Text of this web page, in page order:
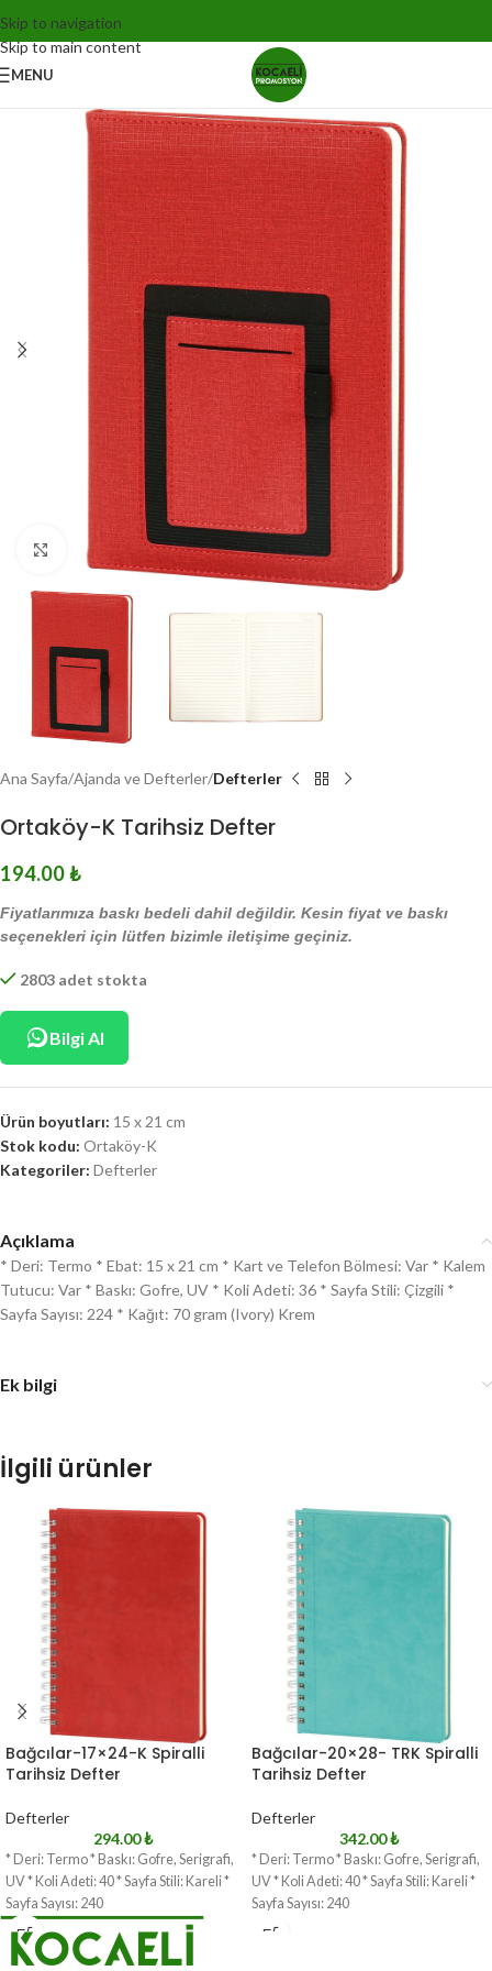
Skip to navigation
Skip to main content
MENU
Click to enlarge
Ana Sayfa Ajanda ve Defterler Defterler
Ortaköy-K Tarihsiz Defter
194.00₺
Fiyatlarımıza baskı bedeli dahil değildir. Kesin fiyat ve baskı
seçenekleri için lütfen bizimle iletişime geçiniz.
2803 adet stokta
Bilgi Al
Ürün boyutları: 15 x 21 cm
Stok kodu: Ortaköy-K
Kategoriler: Defterler
Açıklama
* Deri: Termo * Ebat: 15 x 21 cm * Kart ve Telefon Bölmesi: Var * Kalem
Tutucu: Var * Baskı: Gofre, UV * Koli Adeti: 36 * Sayfa Stili: Çizgili *
Sayfa Sayısı: 224 * Kağıt: 70 gram (Ivory) Krem
Ek bilgi
İlgili ürünler
Bağcılar-17×24-K Spiralli
Tarihsiz Defter
Defterler
294.00₺
* Deri: Termo * Baskı: Gofre, Serigrafi,
UV * Koli Adeti: 40 * Sayfa Stili: Kareli *
Sayfa Sayısı: 240
Bağcılar-20×28- TRK Spiralli
Tarihsiz Defter
Defterler
342.00₺
* Deri: Termo * Baskı: Gofre, Serigrafi,
UV * Koli Adeti: 40 * Sayfa Stili: Kareli *
Sayfa Sayısı: 240